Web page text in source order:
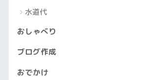
水道代
おしゃべり
ブログ作成
おでかけ